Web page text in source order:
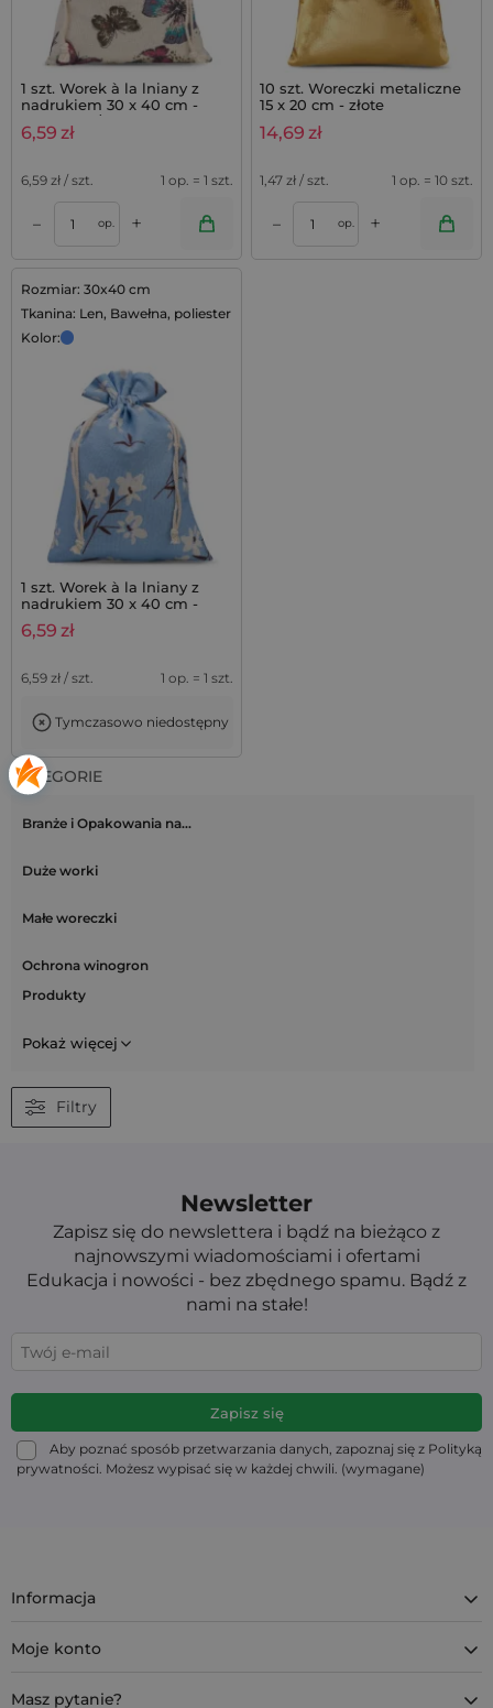
1 szt. Worek à la lniany z
nadrukiem 30 x 40 cm -
naturalne / motyl
6,59 zł
6,59 zł / szt. 1 op. = 1 szt.
– op. +
10 szt. Woreczki metaliczne
15 x 20 cm - złote
14,69 zł
1,47 zł / szt. 1 op. = 10 szt.
– op. +
Rozmiar: 30x40 cm
Tkanina: Len, Bawełna, poliester
Kolor:
1 szt. Worek à la lniany z
nadrukiem 30 x 40 cm -
niebieskie kwiaty
6,59 zł
6,59 zł / szt. 1 op. = 1 szt.
Tymczasowo niedostępny
KATEGORIE
Branże i Opakowania na…
Duże worki
Małe woreczki
Ochrona winogron
Produkty
Pokaż więcej
Filtry
Newsletter
Zapisz się do newslettera i bądź na bieżąco z
najnowszymi wiadomościami i ofertami
Edukacja i nowości - bez zbędnego spamu. Bądź z
nami na stałe!
Aby poznać sposób przetwarzania danych, zapoznaj się z Polityką
prywatności. Możesz wypisać się w każdej chwili. (wymagane)
Informacja
Moje konto
Masz pytanie?